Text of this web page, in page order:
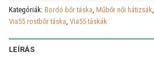
Kategóriák: Bordó bőr táska, Műbőr női hátizsák,
Via55 rostbőr táska, Via55 táskák
LEÍRÁS